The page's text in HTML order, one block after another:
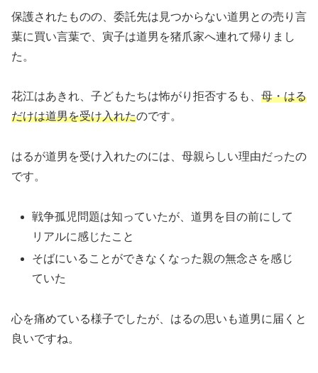
保護されたものの、委託先は見つからない道男との売り言
葉に買い言葉で、寅子は道男を猪爪家へ連れて帰りまし
た。
花江はあきれ、子どもたちは怖がり拒否するも、 母・はる
だけは道男を受け入れたのです。
はるが道男を受け入れたのには、母親らしい理由だったの
です。
戦争孤児問題は知っていたが、道男を目の前にして
リアルに感じたこと
そばにいることができなくなった親の無念さを感じ
ていた
心を痛めている様子でしたが、はるの思いも道男に届くと
良いですね。